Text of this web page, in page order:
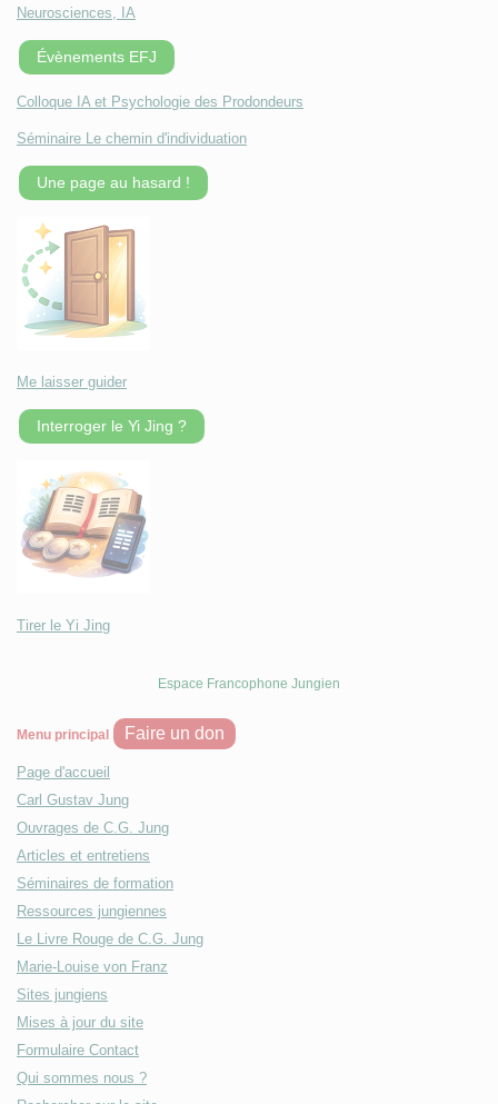
Neurosciences, IA
Évènements EFJ
Colloque IA et Psychologie des Prodondeurs
Séminaire Le chemin d'individuation
Une page au hasard !
Me laisser guider
Interroger le Yi Jing ?
Tirer le Yi Jing
Espace Francophone Jungien
Menu principal Faire un don
Page d'accueil
Carl Gustav Jung
Ouvrages de C.G. Jung
Articles et entretiens
Séminaires de formation
Ressources jungiennes
Le Livre Rouge de C.G. Jung
Marie-Louise von Franz
Sites jungiens
Mises à jour du site
Formulaire Contact
Qui sommes nous ?